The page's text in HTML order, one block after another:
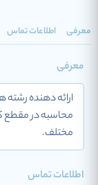
معرفی اطلاعات تماس
معرفی
ارائه دهنده رشته
مختلف.
اطلاعات تماس